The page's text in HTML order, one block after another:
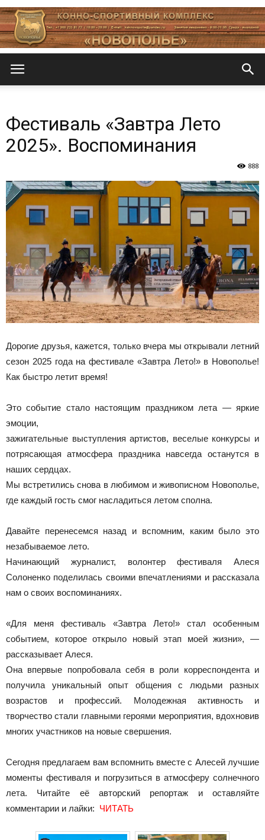
Фестиваль «Завтра Лето
2025». Воспоминания
888
Дорогие друзья, кажется, только вчера мы открывали летний
сезон 2025 года на фестивале «Завтра Лето!» в Новополье!
Как быстро летит время!
Это событие стало настоящим праздником лета — яркие
эмоции,
зажигательные выступления артистов, веселые конкурсы и
потрясающая атмосфера праздника навсегда останутся в
наших сердцах.
Мы встретились снова в любимом и живописном Новополье,
где каждый гость смог насладиться летом сполна.
Давайте перенесемся назад и вспомним, каким было это
незабываемое лето.
Начинающий журналист, волонтер фестиваля Алеся
Солоненко поделилась своими впечатлениями и рассказала
нам о своих воспоминаниях.
«Для меня фестиваль «Завтра Лето!» стал особенным
событием, которое открыло новый этап моей жизни», —
рассказывает Алеся.
Она впервые попробовала себя в роли корреспондента и
получила уникальный опыт общения с людьми разных
возрастов и профессий. Молодежная активность и
творчество стали главными героями мероприятия, вдохновив
многих участников на новые свершения.
Сегодня предлагаем вам вспомнить вместе с Алесей лучшие
моменты фестиваля и погрузиться в атмосферу солнечного
лета. Читайте её авторский репортаж и оставляйте
комментарии и лайки: ЧИТАТЬ